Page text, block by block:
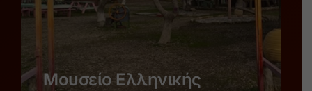
Μουσείο Ελληνικής